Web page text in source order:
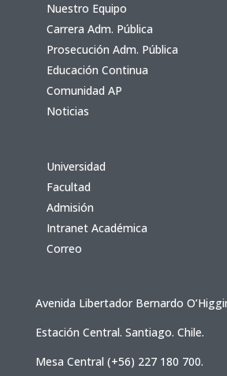
Nuestro Equipo
Carrera Adm. Pública
Prosecución Adm. Pública
Educación Continua
Comunidad AP
Noticias
Universidad
Facultad
Admisión
Intranet Académica
Correo
Avenida Libertador Bernardo
Estación Central. Santiago. Chile.
Mesa Central (+56) 227 180 700.